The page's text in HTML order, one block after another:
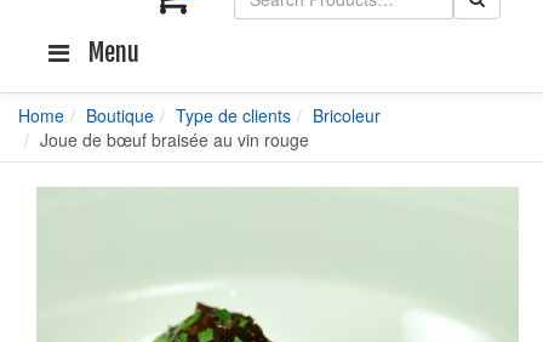
Menu
Home Boutique Type de clients
Bricoleur
Joue de bœuf braisée au vin rouge